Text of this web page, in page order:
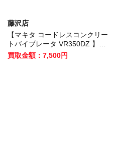
藤沢店
【マキタ コードレスコンクリー
トバイブレータ VR350DZ 】藤
沢市のお客様から買取させてい
ただきました！
買取金額：7,500円